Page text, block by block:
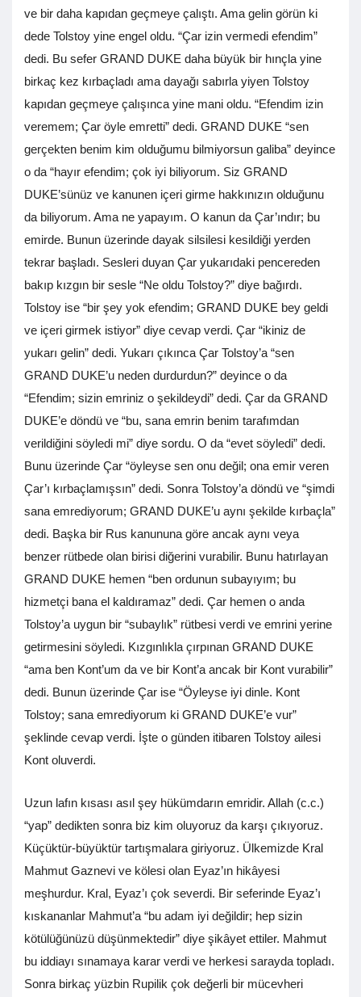
ve bir daha kapıdan geçmeye çalıştı. Ama gelin görün ki
dede Tolstoy yine engel oldu. “Çar izin vermedi efendim”
dedi. Bu sefer GRAND DUKE daha büyük bir hınçla yine
birkaç kez kırbaçladı ama dayağı sabırla yiyen Tolstoy
kapıdan geçmeye çalışınca yine mani oldu. “Efendim izin
veremem; Çar öyle emretti” dedi. GRAND DUKE “sen
gerçekten benim kim olduğumu bilmiyorsun galiba” deyince
o da “hayır efendim; çok iyi biliyorum. Siz GRAND
DUKE’sünüz ve kanunen içeri girme hakkınızın olduğunu
da biliyorum. Ama ne yapayım. O kanun da Çar’ındır; bu
emirde. Bunun üzerinde dayak silsilesi kesildiği yerden
tekrar başladı. Sesleri duyan Çar yukarıdaki pencereden
bakıp kızgın bir sesle “Ne oldu Tolstoy?” diye bağırdı.
Tolstoy ise “bir şey yok efendim; GRAND DUKE bey geldi
ve içeri girmek istiyor” diye cevap verdi. Çar “ikiniz de
yukarı gelin” dedi. Yukarı çıkınca Çar Tolstoy’a “sen
GRAND DUKE’u neden durdurdun?” deyince o da
“Efendim; sizin emriniz o şekildeydi” dedi. Çar da GRAND
DUKE’e döndü ve “bu, sana emrin benim tarafımdan
verildiğini söyledi mi” diye sordu. O da “evet söyledi” dedi.
Bunu üzerinde Çar “öyleyse sen onu değil; ona emir veren
Çar’ı kırbaçlamışsın” dedi. Sonra Tolstoy’a döndü ve “şimdi
sana emrediyorum; GRAND DUKE’u aynı şekilde kırbaçla”
dedi. Başka bir Rus kanununa göre ancak aynı veya
benzer rütbede olan birisi diğerini vurabilir. Bunu hatırlayan
GRAND DUKE hemen “ben ordunun subayıyım; bu
hizmetçi bana el kaldıramaz” dedi. Çar hemen o anda
Tolstoy’a uygun bir “subaylık” rütbesi verdi ve emrini yerine
getirmesini söyledi. Kızgınlıkla çırpınan GRAND DUKE
“ama ben Kont’um da ve bir Kont’a ancak bir Kont vurabilir”
dedi. Bunun üzerinde Çar ise “Öyleyse iyi dinle. Kont
Tolstoy; sana emrediyorum ki GRAND DUKE’e vur”
şeklinde cevap verdi. İşte o günden itibaren Tolstoy ailesi
Kont oluverdi.
Uzun lafın kısası asıl şey hükümdarın emridir. Allah (c.c.)
“yap” dedikten sonra biz kim oluyoruz da karşı çıkıyoruz.
Küçüktür-büyüktür tartışmalara giriyoruz. Ülkemizde Kral
Mahmut Gaznevi ve kölesi olan Eyaz’ın hikâyesi
meşhurdur. Kral, Eyaz’ı çok severdi. Bir seferinde Eyaz’ı
kıskananlar Mahmut’a “bu adam iyi değildir; hep sizin
kötülüğünüzü düşünmektedir” diye şikâyet ettiler. Mahmut
bu iddiayı sınamaya karar verdi ve herkesi sarayda topladı.
Sonra birkaç yüzbin Rupilik çok değerli bir mücevheri